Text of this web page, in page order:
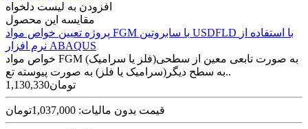
افزودن به لیست دلخواه
مقایسه این محصول
پروژه تعیین خواص مواد FGM با سابروتین USDFLD با استفاده از
نرم افزار ABAQUS
خواص مواد FGM به صورت تابعی معین از سطحی(فلز یا سرامیک)
به سطح دیگر(سرامیک یا فلز) به صورت پیوسته تع..
1,130,330تومان
قیمت بدون مالیات: 1,037,000تومان